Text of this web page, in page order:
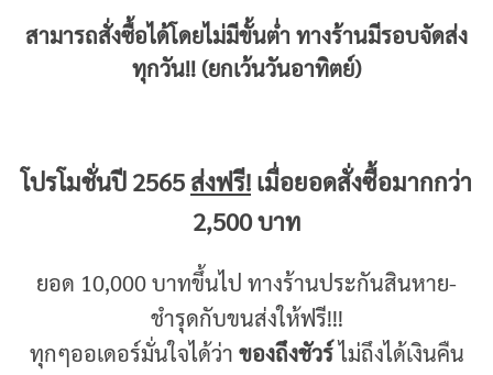
สามารถสั่งซื้อได้โดยไม่มีขั้นต่ำ ทางร้านมีรอบจัดส่ง
ทุกวัน!! (ยกเว้นวันอาทิตย์)
โปรโมชั่นปี 2565ส่งฟรี! เมื่อยอดสั่งซื้อมากกว่า
2,500 บาท
ยอด 10,000 บาทขึ้นไป ทางร้านประกันสินหาย-
ชำรุดกับขนส่งให้ฟรี!!!
ทุกๆออเดอร์มั่นใจได้ว่า ของถึงชัวร์ไม่ถึงได้เงินคืน